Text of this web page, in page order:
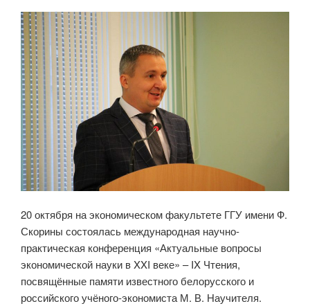
финансов
и
кредита»
20 октября на экономическом факультете ГГУ имени Ф.
Скорины состоялась международная научно-
практическая конференция «Актуальные вопросы
экономической науки в XXI веке» – IX Чтения,
посвящённые памяти известного белорусского и
российского учёного-экономиста М. В. Научителя.